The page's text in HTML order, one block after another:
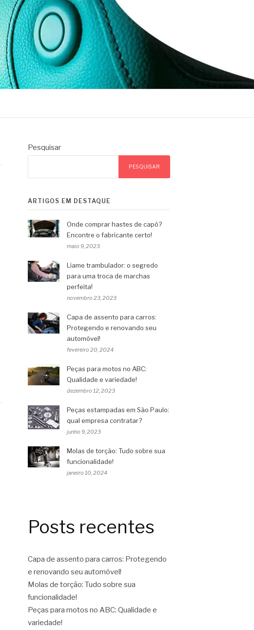
Pesquisar
PESQUISAR
ARTIGOS EM DESTAQUE
Onde comprar hastes de capô?
Encontre o fabricante certo!
maio 9, 2023
Liame trambulador: o segredo
para uma troca de marchas
perfeita!
novembro 23, 2023
Capa de assento para carros:
Protegendo e renovando seu
automóvel!
fevereiro 20, 2024
Peças para motos no ABC:
Qualidade e variedade!
dezembro 12, 2023
Peças estampadas em São Paulo:
qual empresa contratar?
junho 9, 2023
Molas de torção: Tudo sobre sua
funcionalidade!
janeiro 10, 2024
Posts recentes
Capa de assento para carros: Protegendo
e renovando seu automóvel!
Molas de torção: Tudo sobre sua
funcionalidade!
Peças para motos no ABC: Qualidade e
variedade!